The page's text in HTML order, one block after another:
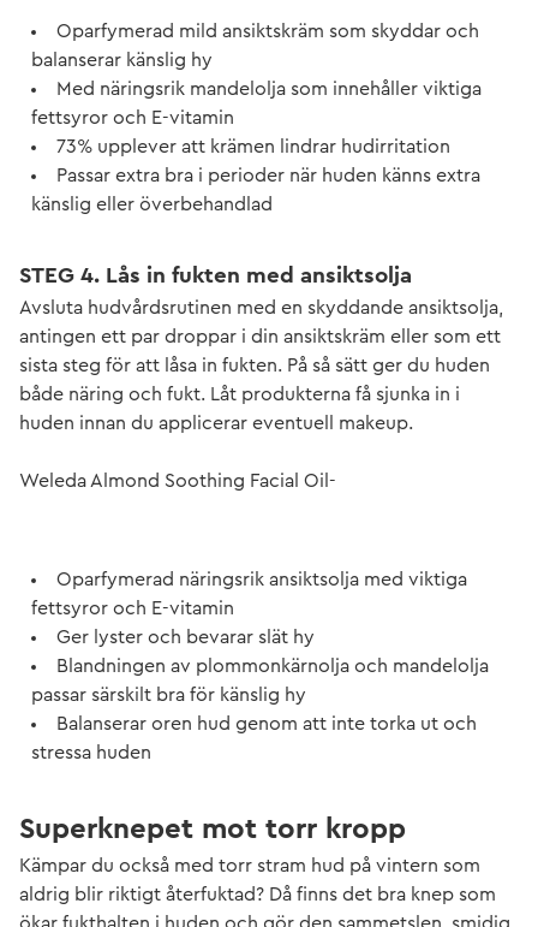
Oparfymerad mild ansiktskräm som skyddar och
balanserar känslig hy
Med näringsrik mandelolja som innehåller viktiga
fettsyror och E-vitamin
73% upplever att krämen lindrar hudirritation
Passar extra bra i perioder när huden känns extra
känslig eller överbehandlad
STEG 4. Lås in fukten med ansiktsolja
Avsluta hudvårdsrutinen med en skyddande ansiktsolja,
antingen ett par droppar i din ansiktskräm eller som ett
sista steg för att låsa in fukten. På så sätt ger du huden
både näring och fukt. Låt produkterna få sjunka in i
huden innan du applicerar eventuell makeup.
Weleda Almond Soothing Facial Oil-
Oparfymerad näringsrik ansiktsolja med viktiga
fettsyror och E-vitamin
Ger lyster och bevarar slät hy
Blandningen av plommonkärnolja och mandelolja
passar särskilt bra för känslig hy
Balanserar oren hud genom att inte torka ut och
stressa huden
Superknepet mot torr kropp
Kämpar du också med torr stram hud på vintern som
aldrig blir riktigt återfuktad? Då finns det bra knep som